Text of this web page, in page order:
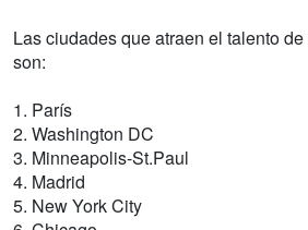
Las ciudades que atraen el talento
son:
1. París
2. Washington DC
3. Minneapolis-St.Paul
4. Madrid
5. New York City